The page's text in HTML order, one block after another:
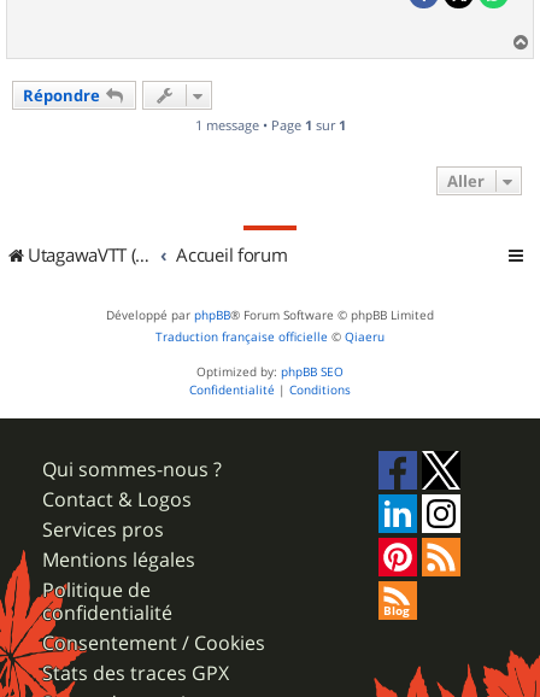
a
Répondre
1 message • Page 1 sur 1
Aller
UtagawaVTT (Randos VTT et VTTAE avec traces GPS) Accueil forum
Développé par phpBB® Forum Software © phpBB Limited
Traduction française officielle © Qiaeru
Optimized by: phpBB SEO
Confidentialité | Conditions
Qui sommes-nous ?
Contact & Logos
Services pros
Mentions légales
Politique de
confidentialité
Consentement / Cookies
Stats des traces GPX